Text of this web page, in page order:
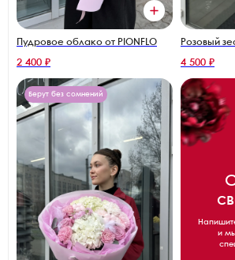
Пудровое облако от PIONFLO
2 400 ₽
Розовый
4 500 ₽
Берут без сомнений
и